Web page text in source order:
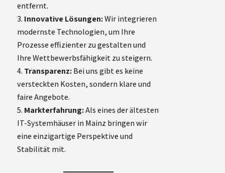
entfernt.
Innovative Lösungen:Wir integrieren
modernste Technologien, um Ihre
Prozesse effizienter zu gestalten und
Ihre Wettbewerbsfähigkeit zu steigern.
Transparenz:Bei uns gibt es keine
versteckten Kosten, sondern klare und
faire Angebote.
Markterfahrung:Als eines der ältesten
IT-Systemhäuser in Mainz bringen wir
eine einzigartige Perspektive und
Stabilität mit.